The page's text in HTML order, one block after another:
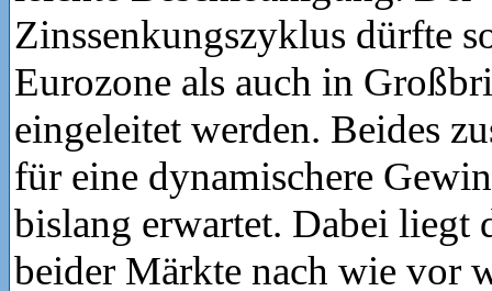
Zinssenkungszyklus dürfte
Eurozone als auch in
eingeleitet werden. Beides
für eine dynamischere
bislang erwartet. Dabei liegt
beider Märkte nach wie vor